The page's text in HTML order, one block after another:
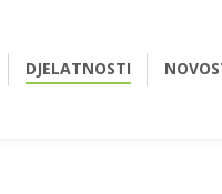
DJELATNOSTI